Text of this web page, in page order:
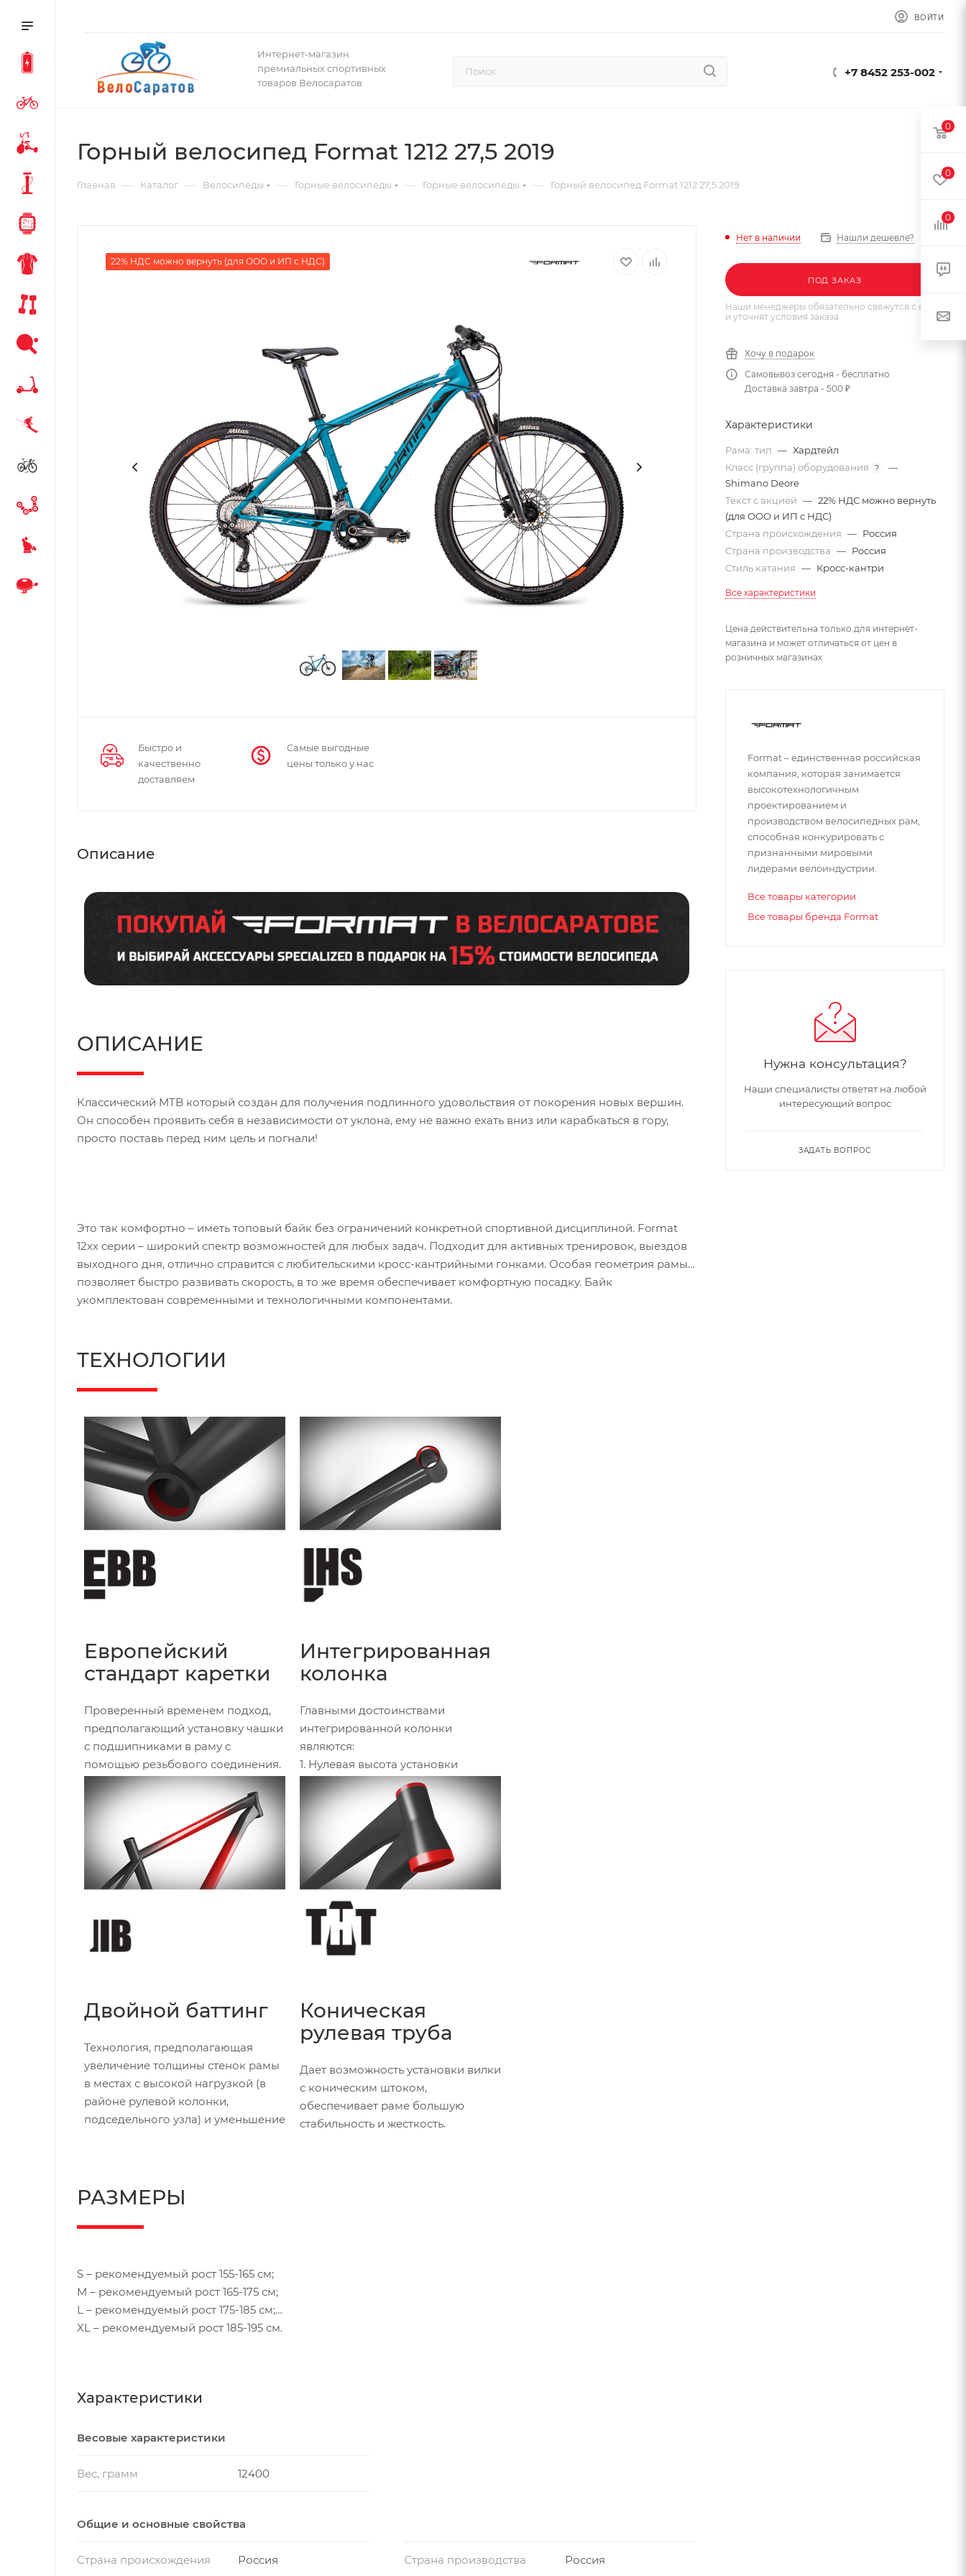
ВОЙТИ
Интернет-магазин
премиальных спортивных
товаров Велосаратов
+7 8452 253-002
Горный велосипед Format 1212 27,5 2019
Главная — Каталог — Велосипеды — Горные велосипеды — Горные велосипеды — Горный велосипед Format 1212 27,5 2019
22% НДС можно вернуть (для ООО и ИП с НДС)
Быстро и
качественно
доставляем
Самые выгодные
цены только у нас
Описание
ОПИСАНИЕ
Классический MTB который создан для получения подлинного удовольствия от покорения новых вершин.
Он способен проявить себя в независимости от уклона, ему не важно ехать вниз или карабкаться в гору,
просто поставь перед ним цель и погнали!
Это так комфортно – иметь топовый байк без ограничений конкретной спортивной дисциплиной. Format
12хх серии – широкий спектр возможностей для любых задач. Подходит для активных тренировок, выездов
выходного дня, отлично справится с любительскими кросс-кантрийными гонками. Особая геометрия рамы
позволяет быстро развивать скорость, в то же время обеспечивает комфортную посадку. Байк
укомплектован современными и технологичными компонентами.
ТЕХНОЛОГИИ
Европейский
стандарт каретки
Проверенный временем подход,
предполагающий установку чашки
с подшипниками в раму с
помощью резьбового соединения.
Интегрированная
колонка
Главными достоинствами
интегрированной колонки
являются:
1. Нулевая высота установки
рулевой колонки ввиду отсутствия
чашек;
2. Установка подшипников
непосредственно в рулевую трубу
рамы.
Двойной баттинг
Технология, предполагающая
увеличение толщины стенок рамы
в местах с высокой нагрузкой (в
районе рулевой колонки,
подседельного узла) и уменьшение
Коническая
рулевая труба
Дает возможность установки вилки
с коническим штоком,
обеспечивает раме большую
стабильность и жесткость.
РАЗМЕРЫ
S – рекомендуемый рост 155-165 см;
M – рекомендуемый рост 165-175 см;
L – рекомендуемый рост 175-185 см;
XL – рекомендуемый рост 185-195 см.
Характеристики
Весовые характеристики
Вес, грамм 12400
Общие и основные свойства
Страна происхождения Россия Страна производства Россия
Нет в наличии Нашли дешевле?
ПОД ЗАКАЗ
Наши менеджеры обязательно свяжутся с вами
и уточнят условия заказа
Хочу в подарок
Самовывоз сегодня - бесплатно
Доставка завтра - 500 ₽
Характеристики
Рама: тип — Хардтейл
Класс (группа) оборудования
?
—
Shimano Deore
Текст с акцией — 22% НДС можно вернуть
(для ООО и ИП с НДС)
Страна происхождения — Россия
Страна производства — Россия
Стиль катания — Кросс-кантри
Все характеристики
Цена действительна только для интернет-
магазина и может отличаться от цен в
розничных магазинах
Format – единственная российская
компания, которая занимается
высокотехнологичным
проектированием и
производством велосипедных рам,
способная конкурировать с
признанными мировыми
лидерами велоиндустрии.
Все товары категории
Все товары бренда Format
Нужна консультация?
Наши специалисты ответят на любой
интересующий вопрос
ЗАДАТЬ ВОПРОС
0
0
0